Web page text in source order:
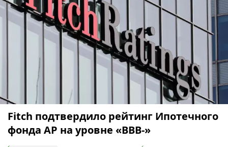
Fitch подтвердило рейтинг Ипотечного
фонда АР на уровне «BBB-»